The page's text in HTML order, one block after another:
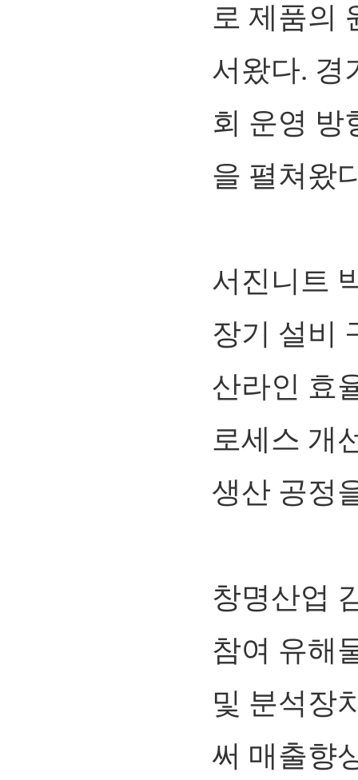
로 제품의
서왔다. 경
회 운영 방
을 펼쳐왔
서진니트
장기 설비
산라인 효
로세스 개
생산 공정
창명산업
참여 유해
및 분석장
써 매출향